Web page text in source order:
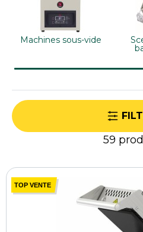
métiers de bouche.
faciliter le
cuissons à basse
Machines sous-vide
59
TOP VENTE